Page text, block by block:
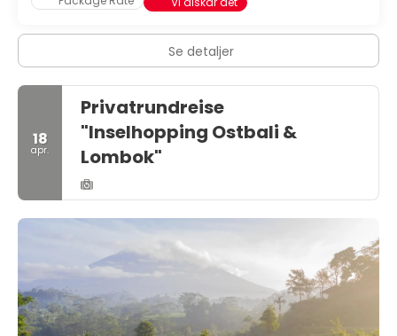
Se detaljer
18
apr.
Privatrundreise
"Inselhopping Ostbali &
Lombok"